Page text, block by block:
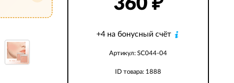
360 ₽
+4 на бонусный счёт
Артикул: SC044-04
ID товара: 1888